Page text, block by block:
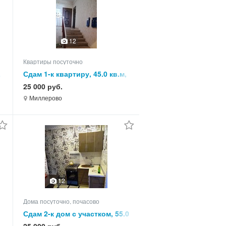
12
Квартиры посуточно
Сдам 1-к квартиру, 45.0 кв.м,
этаж 1 из 3
25 000 руб.
Миллерово
12
Дома посуточно, почасово
Сдам 2-к дом с участком, 55.0
кв.м, этажей 1